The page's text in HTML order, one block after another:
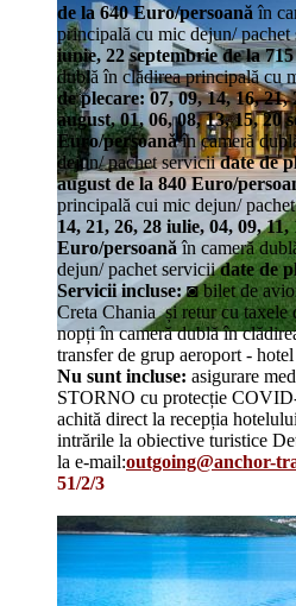
de la 640 Euro/persoană în
principală cu mic dejun/
iunie, 22 septembrie de la
dublă în clădirea principală cu
de plecare: 07, 09, 14, 16, 21,
august, 01, 06, 08, 13, 15, 20
Euro/persoanăîn cameră
dejun/ pachet serviciidate de
august de la 840 Euro/
principală cui mic dejun/
14, 21, 26, 28 iulie, 04, 09, 11,
Euro/persoană în cameră
dejun/ pachet serviciidate de
Servicii incluse:◙ bilet de
Creta Chania și retur cu taxele
nopți în cameră dublă în
transfer de grup aeroport -
Nu sunt incluse: asigurare
STORNO cu protecție
achită direct la recepția
intrările la obiective turistice
la e-mail:outgoing@anchor-
51/2/3